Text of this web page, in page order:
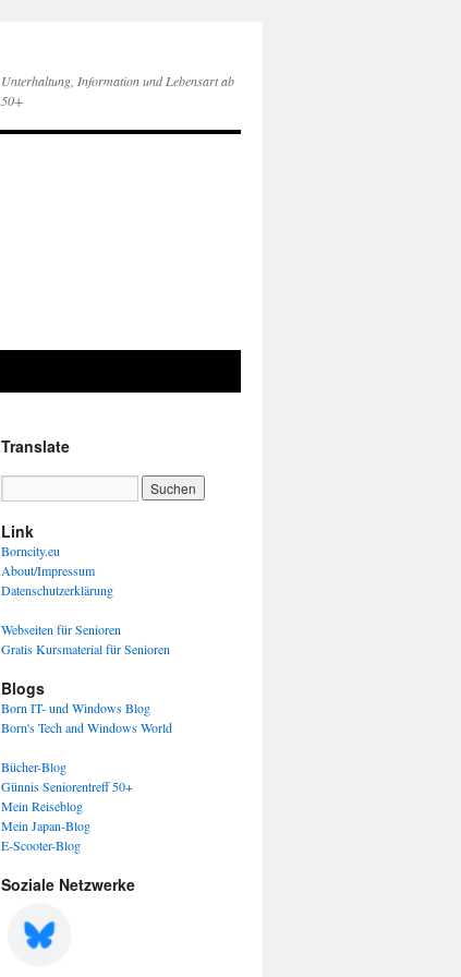
Unterhaltung, Information und Lebensart ab
50+
Translate
Link
Borncity.eu
About/Impressum
Datenschutzerklärung
Webseiten für Senioren
Gratis Kursmaterial für Senioren
Blogs
Born IT- und Windows Blog
Born's Tech and Windows World
Bücher-Blog
Günnis Seniorentreff 50+
Mein Reiseblog
Mein Japan-Blog
E-Scooter-Blog
Soziale Netzwerke